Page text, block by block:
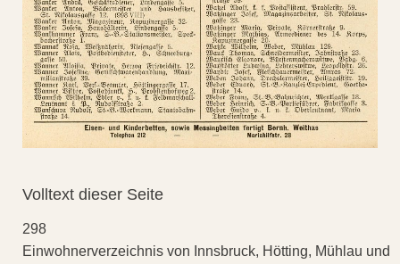
Volltext dieser Seite
298
Einwohnerverzeichnis von Innsbruck, Hötting, Mühlau und